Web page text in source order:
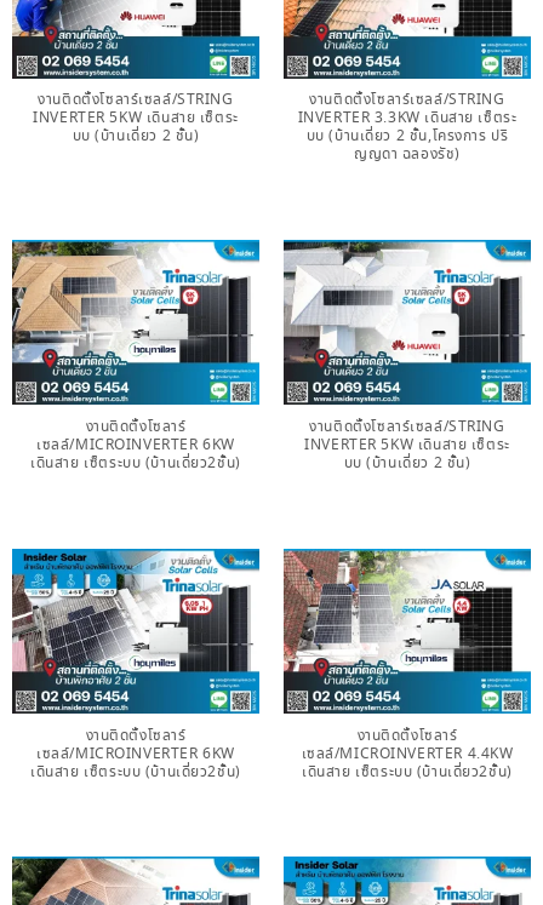
งานติดตั้งโซลาร์เซลล์/STRING
INVERTER 5KW เดินสาย เซ็ตระ
บบ (บ้านเดี่ยว 2 ชั้น)
งานติดตั้งโซลาร์เซลล์/STRING
INVERTER 3.3KW เดินสาย เซ็ตระ
บบ (บ้านเดี่ยว 2 ชั้น,โครงการ ปริ
ญญดา ฉลองรัช)
งานติดตั้งโซลาร์
เซลล์/MICROINVERTER 6KW
เดินสาย เซ็ตระบบ (บ้านเดี่ยว2ชั้น)
งานติดตั้งโซลาร์เซลล์/STRING
INVERTER 5KW เดินสาย เซ็ตระ
บบ (บ้านเดี่ยว 2 ชั้น)
งานติดตั้งโซลาร์
เซลล์/MICROINVERTER 6KW
เดินสาย เซ็ตระบบ (บ้านเดี่ยว2ชั้น)
งานติดตั้งโซลาร์
เซลล์/MICROINVERTER 4.4KW
เดินสาย เซ็ตระบบ (บ้านเดี่ยว2ชั้น)